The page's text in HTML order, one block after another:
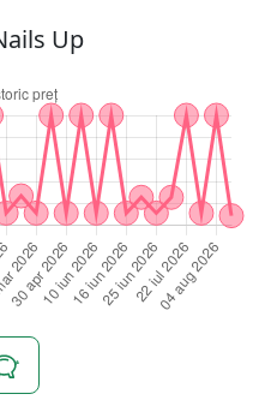
Up